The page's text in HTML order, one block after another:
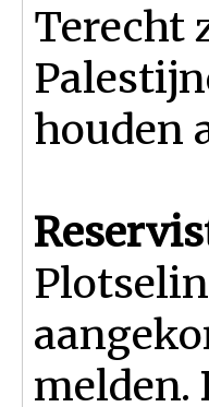
Terecht
houden
melden.